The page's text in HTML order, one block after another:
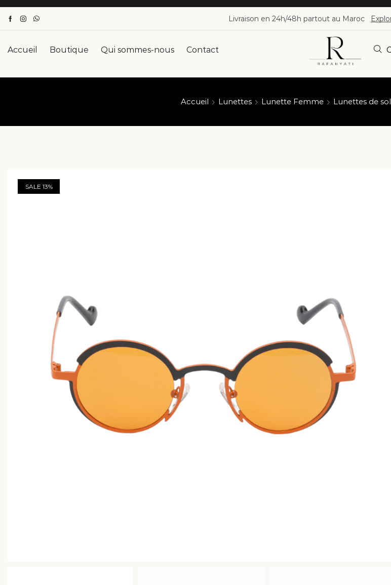
Livraison en 24h/48h partout au Maroc
Accueil Boutique Qui sommes-nous Contact
Accueil Lunettes Lunette Femme Lunettes de
SALE 13%